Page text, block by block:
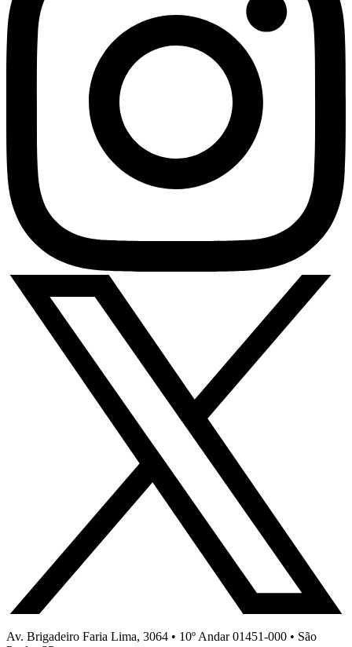
Av. Brigadeiro Faria Lima, 3064 • 10º Andar 01451-000 • São